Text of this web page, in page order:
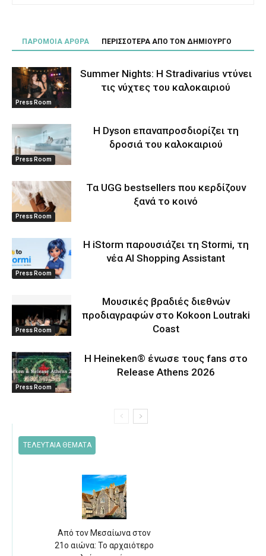
ΠΑΡΟΜΟΙΑ ΑΡΘΡΑ ΠΕΡΙΣΣΟΤΕΡΑ ΑΠΟ ΤΟΝ ΔΗΜΙΟΥΡΓΟ
Press Room
Summer Nights: Η Stradivarius ντύνει
τις νύχτες του καλοκαιριού
Press Room
Η Dyson επαναπροσδιορίζει τη
δροσιά του καλοκαιριού
Press Room
Τα UGG bestsellers που κερδίζουν
ξανά το κοινό
Press Room
Η iStorm παρουσιάζει τη Stormi, τη
νέα AI Shopping Assistant
Press Room
Μουσικές βραδιές διεθνών
προδιαγραφών στο Kokoon Loutraki
Coast
Press Room
Η Heineken® ένωσε τους fans στο
Release Athens 2026
ΤΕΛΕΥΤΑΙΑ ΘΕΜΑΤΑ
Από τον Μεσαίωνα στον
21ο αιώνα: Το αρχαιότερο